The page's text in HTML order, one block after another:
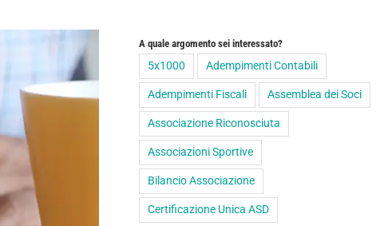
A quale argomento sei interessato?
5x1000 Adempimenti Contabili
Adempimenti Fiscali Assemblea dei Soci
Associazione Riconosciuta
Associazioni Sportive
Bilancio Associazione
Certificazione Unica ASD